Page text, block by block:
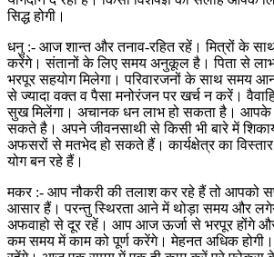
सिद्ध होगी।
धनु :- आज शान्त और तनाव-रहित रहें। मित्रों के साथ
करेंगे। संतानों के लिए समय अनुकूल है। पिता से लाभ
भरपूर सहयोग मिलेगा। परिवारजनों के साथ समय
से ज्यादा वक्त व पैसा मनोरंजन पर खर्च न करें।
सुख मिलेंगा। अचानक धन लाभ हो सकता है। आपके
सकते है। अपने जीवनसाथी से किसी भी बारे में
अफसरों से मतभेद हो सकते हैं। कार्यक्षेत्र का
योग बन रहे हैं।
मकर :- आप नौकरी की तलाश कर रहे हैं तो आपको
आसार हैं। परन्तु स्थिरता आने में थोड़ा समय और
अफवाहो से दूर रहें। आप आज ऊर्जा से भरपूर होंगे
कम समय में काम को पूर्ण करेंगे। मेहनत अधिक होगी।